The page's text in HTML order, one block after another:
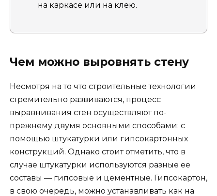
на каркасе или на клею.
Чем можно выровнять стену
Несмотря на то что строительные технологии
стремительно развиваются, процесс
выравнивания стен осуществляют по-
прежнему двумя основными способами: с
помощью штукатурки или гипсокартонных
конструкций. Однако стоит отметить, что в
случае штукатурки используются разные ее
составы — гипсовые и цементные. Гипсокартон,
в свою очередь, можно устанавливать как на